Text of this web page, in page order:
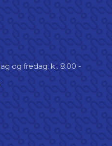
og fredag: kl. 8.00 -